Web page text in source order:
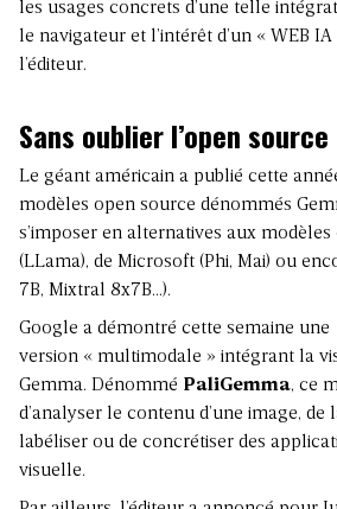
les usages concrets d’une telle
le navigateur et l’intérêt d’un « WEB
l’éditeur.
Sans oublier l’open source
Le géant américain a publié cette
modèles open source dénommés
s’imposer en alternatives aux
(LLama), de Microsoft (Phi, Mai) ou
7B, Mixtral 8x7B…).
Google a démontré cette semaine une
version « multimodale » intégrant la
Gemma. Dénommé PaliGemma, ce
d’analyser le contenu d’une image,
labéliser ou de concrétiser des
visuelle.